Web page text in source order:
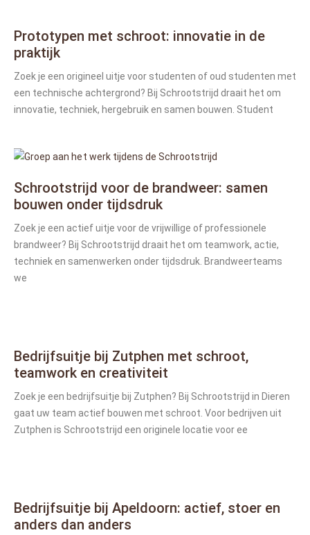
Prototypen met schroot: innovatie in de
praktijk
Zoek je een origineel uitje voor studenten of oud studenten met
een technische achtergrond? Bij Schrootstrijd draait het om
innovatie, techniek, hergebruik en samen bouwen. Student
Schrootstrijd voor de brandweer: samen
bouwen onder tijdsdruk
Zoek je een actief uitje voor de vrijwillige of professionele
brandweer? Bij Schrootstrijd draait het om teamwork, actie,
techniek en samenwerken onder tijdsdruk. Brandweerteams
we
Bedrijfsuitje bij Zutphen met schroot,
teamwork en creativiteit
Zoek je een bedrijfsuitje bij Zutphen? Bij Schrootstrijd in Dieren
gaat uw team actief bouwen met schroot. Voor bedrijven uit
Zutphen is Schrootstrijd een originele locatie voor ee
Bedrijfsuitje bij Apeldoorn: actief, stoer en
anders dan anders